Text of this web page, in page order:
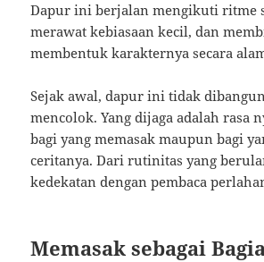
Dapur ini berjalan mengikuti ritme
merawat kebiasaan kecil, dan
membentuk karakternya secara
Sejak awal, dapur ini tidak
mencolok. Yang dijaga adalah rasa
bagi yang memasak maupun bagi
ceritanya. Dari rutinitas yang
kedekatan dengan pembaca
Memasak sebagai